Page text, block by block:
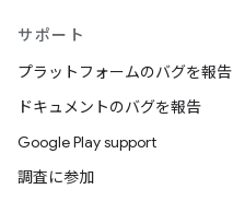
サポート
プラットフォームのバグを報告
ドキュメントのバグを報告
Google Play support
調査に参加